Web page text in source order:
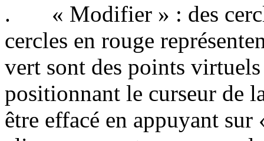
. « Modifier » : des
cercles en rouge
vert sont des points
positionnant le curseur de
être effacé en appuyant